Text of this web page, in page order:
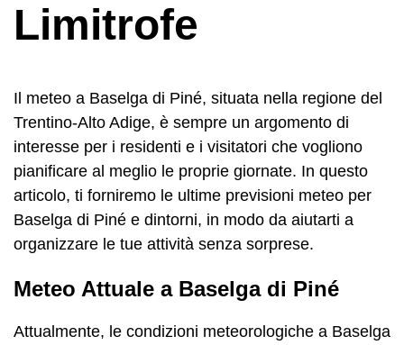
Limitrofe
Il meteo a Baselga di Piné, situata nella regione del
Trentino-Alto Adige, è sempre un argomento di
interesse per i residenti e i visitatori che vogliono
pianificare al meglio le proprie giornate. In questo
articolo, ti forniremo le ultime previsioni meteo per
Baselga di Piné e dintorni, in modo da aiutarti a
organizzare le tue attività senza sorprese.
Meteo Attuale a Baselga di Piné
Attualmente, le condizioni meteorologiche a Baselga